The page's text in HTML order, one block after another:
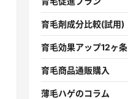
育毛剤成分比較(試用)
育毛効果アップ12ヶ条
育毛商品通販購入
薄毛ハゲのコラム